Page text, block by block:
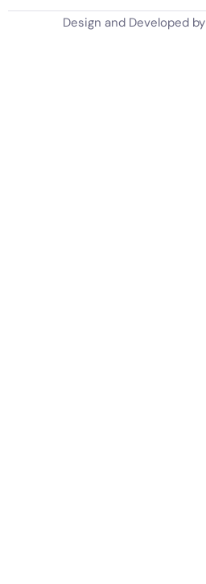
o
e
r
b
Design and Developed by